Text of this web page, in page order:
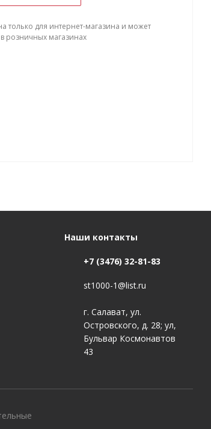
только для интернет-магазина и может
в розничных магазинах
Наши контакты
+7 (3476) 32-81-83
st1000-1@list.ru
г. Салават, ул.
Островского, д. 28; ул,
Бульвар Космонавтов
43